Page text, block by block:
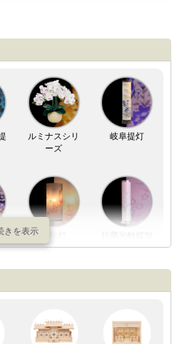
ルミナスシリ
ーズ
岐阜提灯
工
和紙・絹製 木・竹製